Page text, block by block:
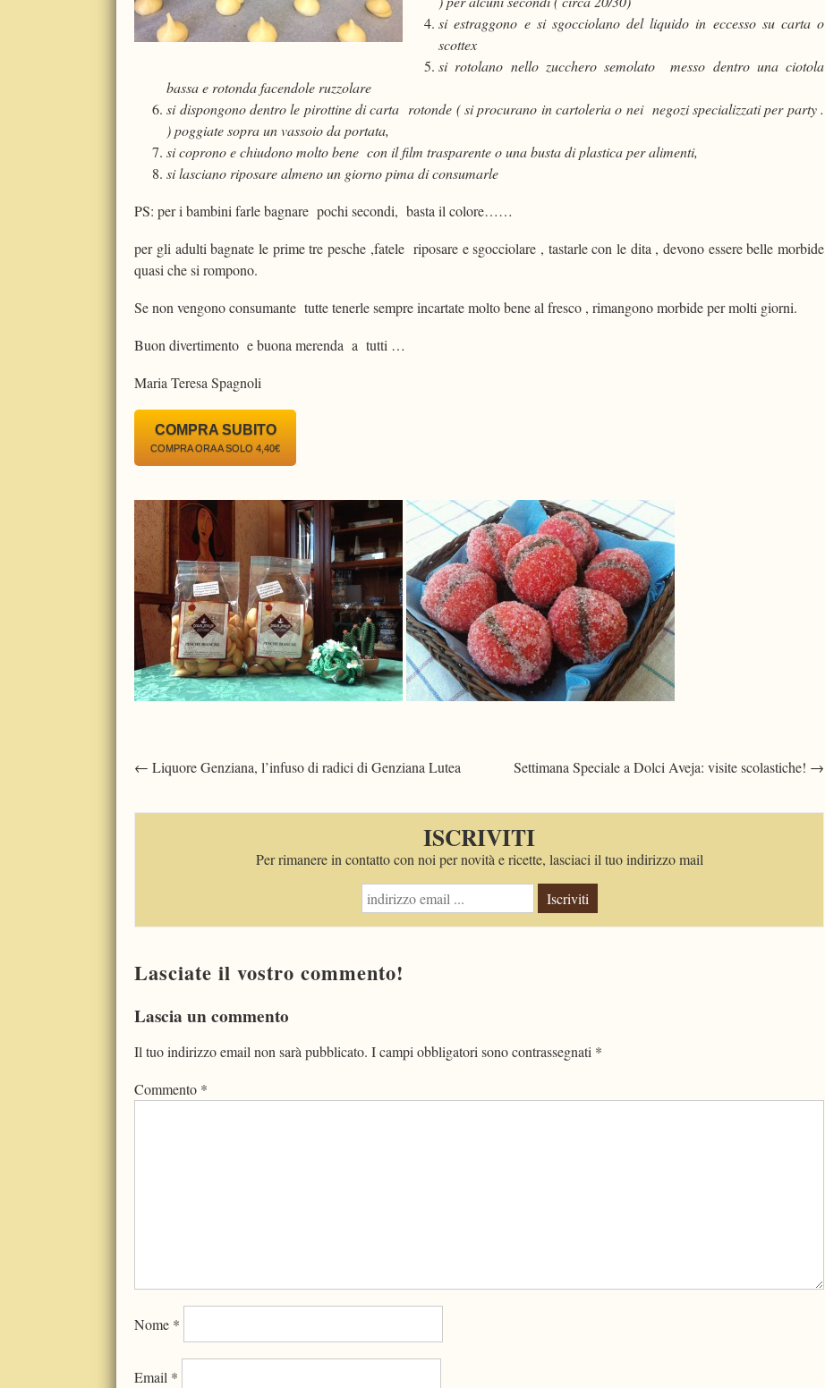
si estraggono e si sgocciolano del liquido in eccesso su carta o
scottex
si rotolano nello zucchero semolato messo dentro una ciotola
bassa e rotonda facendole ruzzolare
si dispongono dentro le pirottine di carta rotonde ( si procurano in cartoleria o nei negozi specializzati per party .
) poggiate sopra un vassoio da portata,
si coprono e chiudono molto bene con il film trasparente o una busta di plastica per alimenti,
si lasciano riposare almeno un giorno pima di consumarle
PS: per i bambini farle bagnare pochi secondi, basta il colore……
per gli adulti bagnate le prime tre pesche ,fatele riposare e sgocciolare , tastarle con le dita , devono essere belle morbide
quasi che si rompono.
Se non vengono consumante tutte tenerle sempre incartate molto bene al fresco , rimangono morbide per molti giorni.
Buon divertimento e buona merenda a tutti …
Maria Teresa Spagnoli
COMPRA SUBITO
COMPRA ORA A SOLO 4,40€
Post
navigation
← Liquore Genziana, l’infuso di radici di Genziana Lutea Settimana Speciale a Dolci Aveja: visite scolastiche! →
ISCRIVITI
Per rimanere in contatto con noi per novità e ricette, lasciaci il tuo indirizzo mail
Iscriviti
Lasciate il vostro commento!
Lascia un commento
Il tuo indirizzo email non sarà pubblicato. I campi obbligatori sono contrassegnati *
Commento *
Nome *
Email *